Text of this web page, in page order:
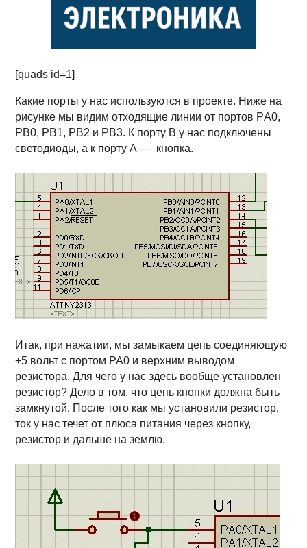
[quads id=1]
Какие порты у нас используются в проекте. Ниже на
рисунке мы видим отходящие линии от портов РA0,
РВ0, РВ1, РВ2 и РВ3. К порту В у нас подключены
светодиоды, а к порту А — кнопка.
Итак, при нажатии, мы замыкаем цепь соединяющую
+5 вольт с портом РА0 и верхним выводом
резистора. Для чего у нас здесь вообще установлен
резистор? Дело в том, что цепь кнопки должна быть
замкнутой. После того как мы установили резистор,
ток у нас течет от плюса питания через кнопку,
резистор и дальше на землю.